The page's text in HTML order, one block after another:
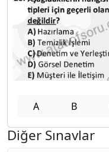
A B
Diğer Sınavlar